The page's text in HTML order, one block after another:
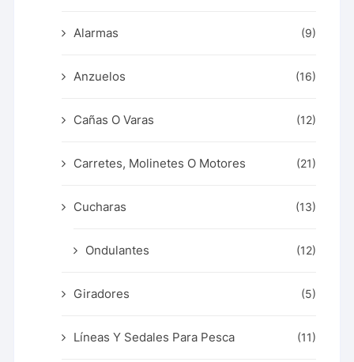
Alarmas (9)
Anzuelos (16)
Cañas O Varas (12)
Carretes, Molinetes O Motores (21)
Cucharas (13)
Ondulantes (12)
Giradores (5)
Líneas Y Sedales Para Pesca (11)